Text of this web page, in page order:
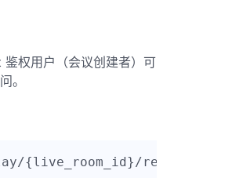
权用户（会议创建者）可
。